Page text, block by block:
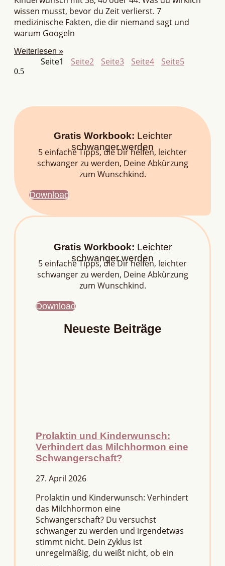
wissen musst, bevor du Zeit verlierst. 7
medizinische Fakten, die dir niemand sagt und
warum Googeln
Weiterlesen »
Seite1 Seite2 Seite3 Seite4 Seite5
Gratis Workbook: Leichter
schwanger werden
5 einfache Tipps, die Dir helfen, leichter
schwanger zu werden, Deine Abkürzung
zum Wunschkind.
Download
Gratis Workbook: Leichter
schwanger werden
5 einfache Tipps, die Dir helfen, leichter
schwanger zu werden, Deine Abkürzung
zum Wunschkind.
Download
Neueste Beiträge
Prolaktin und Kinderwunsch:
Verhindert das Milchhormon eine
Schwangerschaft?
27. April 2026
Prolaktin und Kinderwunsch: Verhindert
das Milchhormon eine
Schwangerschaft? Du versuchst
schwanger zu werden und irgendetwas
stimmt nicht. Dein Zyklus ist
unregelmäßig, du weißt nicht, ob ein